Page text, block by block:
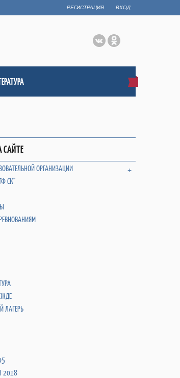
РЕГИСТРАЦИЯ ВХОД
+
ОРГАНИЗАЦИИ
СК"
ЛАГЕРЬ
2018